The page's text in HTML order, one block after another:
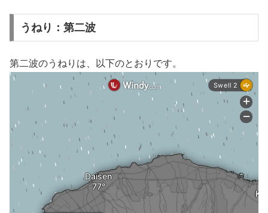
うねり：第二波
第二波のうねりは、以下のとおりです。